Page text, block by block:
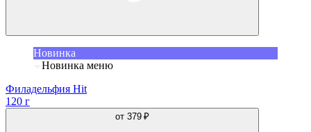
Новинка
Новинка меню
Филадельфия Hit
120 г
от 379 ₽